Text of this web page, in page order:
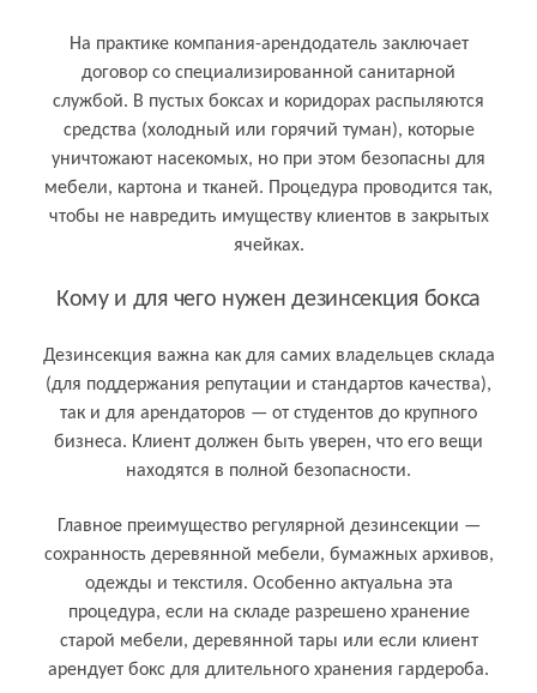
На практике компания-арендодатель заключает
договор со специализированной санитарной
службой. В пустых боксах и коридорах распыляются
средства (холодный или горячий туман), которые
уничтожают насекомых, но при этом безопасны для
мебели, картона и тканей. Процедура проводится так,
чтобы не навредить имуществу клиентов в закрытых
ячейках.
Кому и для чего нужен дезинсекция бокса
Дезинсекция важна как для самих владельцев склада
(для поддержания репутации и стандартов качества),
так и для арендаторов — от студентов до крупного
бизнеса. Клиент должен быть уверен, что его вещи
находятся в полной безопасности.
Главное преимущество регулярной дезинсекции —
сохранность деревянной мебели, бумажных архивов,
одежды и текстиля. Особенно актуальна эта
процедура, если на складе разрешено хранение
старой мебели, деревянной тары или если клиент
арендует бокс для длительного хранения гардероба.